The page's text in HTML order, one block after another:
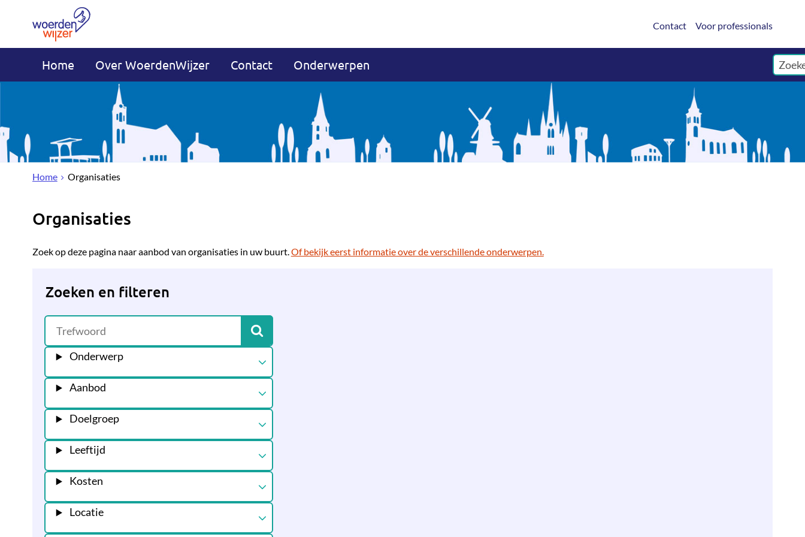
Contact Voor professionals
Home Over WoerdenWijzer Contact Onderwerpen
Home Organisaties
Organisaties
Zoek op deze pagina naar aanbod van organisaties in uw buurt.Of bekijk eerst informatie over de verschillende onderwerpen.
Zoeken en filteren
Onderwerp
Aanbod
Doelgroep
Leeftijd
Kosten
Locatie